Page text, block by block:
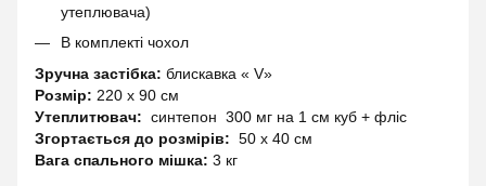
утеплювача)
В комплекті чохол
Зручна застібка: блискавка « V»
Розмір: 220 х 90 см
Утеплитювач: синтепон 300 мг на 1 см куб + фліс
Згортається до розмірів: 50 х 40 см
Вага спального мішка: 3 кг